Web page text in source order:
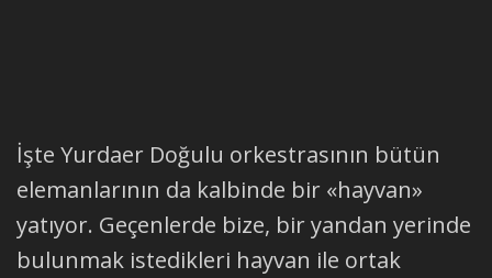
İşte Yurdaer Doğulu orkestrasının bütün
elemanlarının da kalbinde bir «hayvan»
yatıyor. Geçenlerde bize, bir yandan yerinde
bulunmak istedikleri hayvan ile ortak